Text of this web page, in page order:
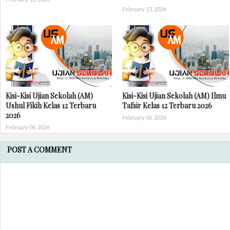
February 13, 2026
Kisi-Kisi Ujian Sekolah (AM)
Ushul Fikih Kelas 12 Terbaru
2026
February 06, 2026
Kisi-Kisi Ujian Sekolah (AM) Ilmu
Tafsir Kelas 12 Terbaru 2026
February 06, 2026
POST A COMMENT